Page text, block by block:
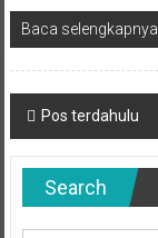
Baca selengkapnya
Navigasi
pos
Pos terdahulu
Search